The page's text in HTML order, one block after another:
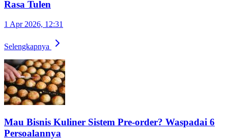
Rasa Tulen
1 Apr 2026, 12:31
Selengkapnya
Mau Bisnis Kuliner Sistem Pre-order? Waspadai 6
Persoalannya